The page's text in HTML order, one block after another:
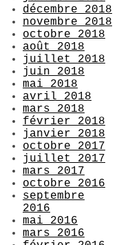
décembre 2018
novembre 2018
octobre 2018
août 2018
juillet 2018
juin 2018
mai 2018
avril 2018
mars 2018
février 2018
janvier 2018
octobre 2017
juillet 2017
mars 2017
octobre 2016
septembre
2016
mai 2016
mars 2016